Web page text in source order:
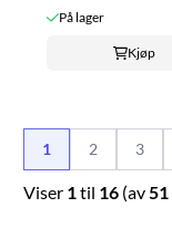
På lager
Kjøp
1 2 3
Viser 1til 16 (av51